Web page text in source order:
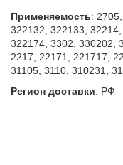
Применяемость:
322132, 322133,
322174, 3302, 330202,
2217, 22171, 221717,
31105, 3110, 310231,
Регион доставки: РФ